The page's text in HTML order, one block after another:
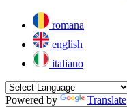
romana
english
italiano
Powered by Translate